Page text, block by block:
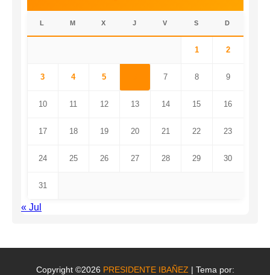
L M X J V S D
1 2
3 4 5 7 8 9
10 11 12 13 14 15 16
17 18 19 20 21 22 23
24 25 26 27 28 29 30
31
« Jul
Copyright ©2026 PRESIDENTE IBAÑEZ | Tema por: